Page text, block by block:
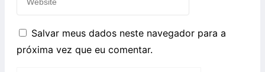
Salvar meus dados neste navegador para a
próxima vez que eu comentar.